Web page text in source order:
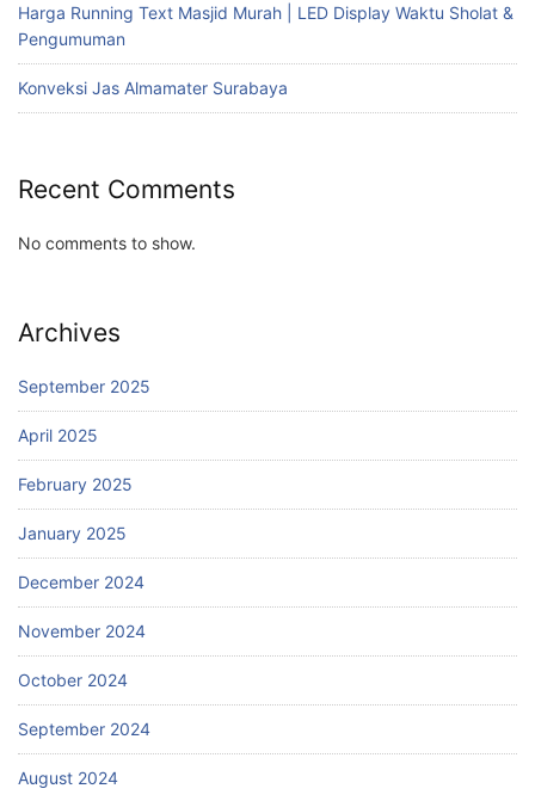
Harga Running Text Masjid Murah | LED Display Waktu Sholat &
Pengumuman
Konveksi Jas Almamater Surabaya
Recent Comments
No comments to show.
Archives
September 2025
April 2025
February 2025
January 2025
December 2024
November 2024
October 2024
September 2024
August 2024